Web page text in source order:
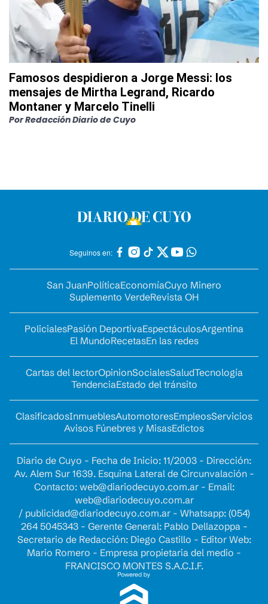
Famosos despidieron a Jorge Messi: los
mensajes de Mirtha Legrand, Ricardo
Montaner y Marcelo Tinelli
PorRedacción Diario de Cuyo
Seguinos en:
San JuanPolíticaEconomíaCuyo Minero
Suplemento VerdeRevista OH
PolicialesPasión DeportivaEspectáculosArgentina
El MundoRecetasEn las redes
Cartas del lectorOpinionSocialesSaludTecnología
TendenciaEstado del tránsito
ClasificadosInmueblesAutomotoresEmpleosServicios
Avisos Fúnebres y MisasEdictos
Diario de Cuyo - Fecha de Inicio: 11/2003 - Dirección:
Av. Alem Sur 1639. Esquina Lateral de Circunvalación -
Contacto: web@diariodecuyo.com.ar- Email:
web@diariodecuyo.com.ar
/ publicidad@diariodecuyo.com.ar- Whatsapp: (054)
264 5045343 - Gerente General: Pablo Dellazoppa -
Secretario de Redacción: Diego Castillo - Editor Web:
Mario Romero - Empresa propietaria del medio -
FRANCISCO MONTES S.A.C.I.F.